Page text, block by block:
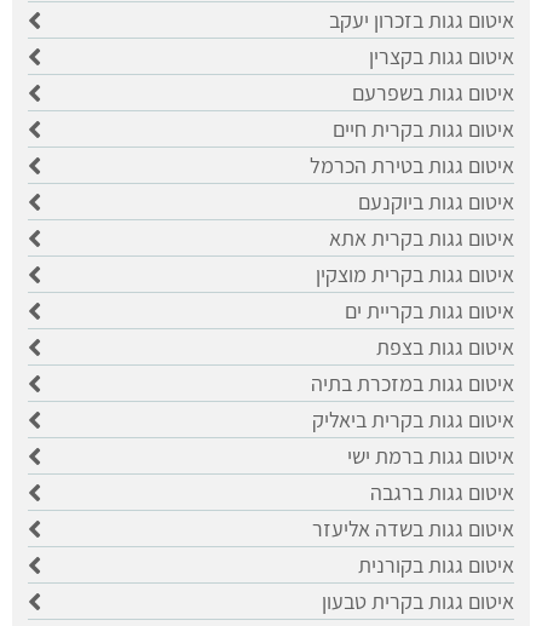
איטום גגות בזכרון יעקב
איטום גגות בקצרין
איטום גגות בשפרעם
איטום גגות בקרית חיים
איטום גגות בטירת הכרמל
איטום גגות ביוקנעם
איטום גגות בקרית אתא
איטום גגות בקרית מוצקין
איטום גגות בקריית ים
איטום גגות בצפת
איטום גגות במזכרת בתיה
איטום גגות בקרית ביאליק
איטום גגות ברמת ישי
איטום גגות ברגבה
איטום גגות בשדה אליעזר
איטום גגות בקורנית
איטום גגות בקרית טבעון